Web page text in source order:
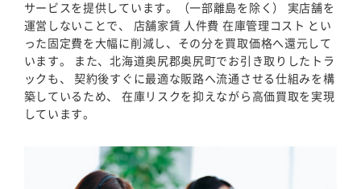
サービスを提供しています。（一部離島を除く） 実店舗を
運営しないことで、 店舗家賃 人件費 在庫管理コスト とい
った固定費を大幅に削減し、その分を買取価格へ還元して
います。 また、北海道奥尻郡奥尻町でお引き取りしたトラ
ックも、 契約後すぐに最適な販路へ流通させる仕組みを構
築しているため、 在庫リスクを抑えながら高価買取を実現
しています。